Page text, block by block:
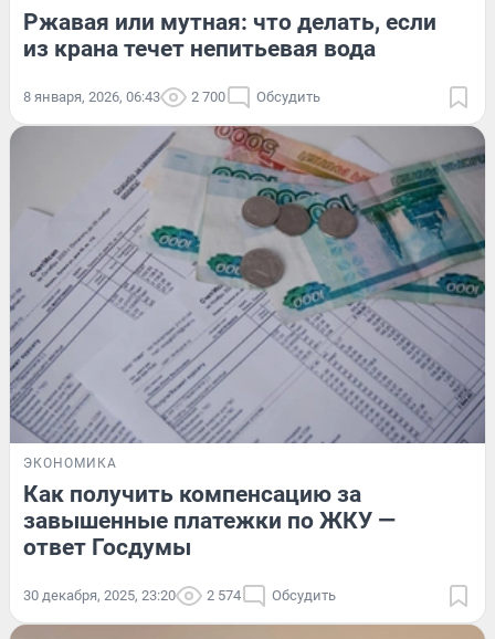
Ржавая или мутная: что делать, если
из крана течет непитьевая вода
8 января, 2026, 06:43 2 700 Обсудить
ЭКОНОМИКА
Как получить компенсацию за
завышенные платежки по ЖКУ —
ответ Госдумы
30 декабря, 2025, 23:20 2 574 Обсудить